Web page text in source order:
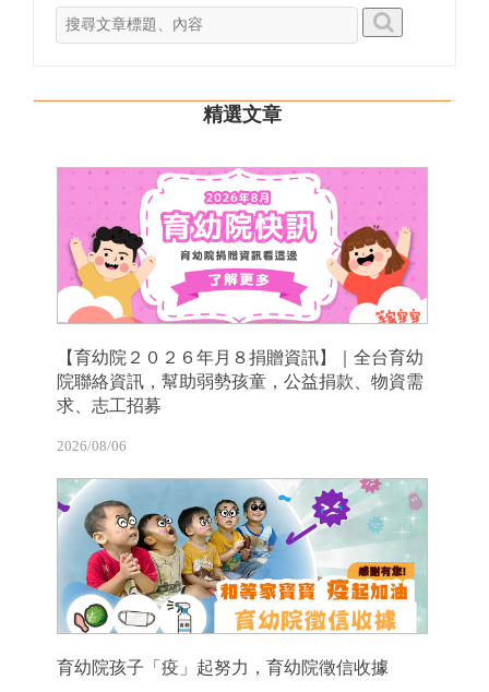
精選文章
【育幼院２０２６年月８捐贈資訊】｜全台育幼
院聯絡資訊，幫助弱勢孩童，公益捐款、物資需
求、志工招募
2026/08/06
育幼院孩子「疫」起努力，育幼院徵信收據